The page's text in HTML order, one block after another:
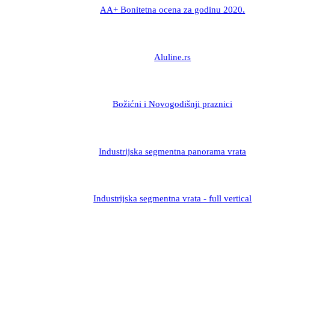
AA+ Bonitetna ocena za godinu 2020.
Aluline.rs
Božićni i Novogodišnji praznici
Industrijska segmentna panorama vrata
Industrijska segmentna vrata - full vertical